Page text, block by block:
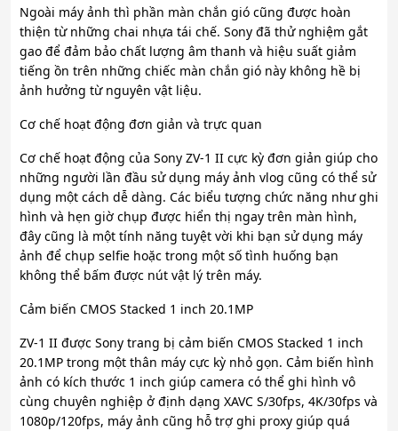
Ngoài máy ảnh thì phần màn chắn gió cũng được hoàn
thiện từ những chai nhựa tái chế. Sony đã thử nghiệm gắt
gao để đảm bảo chất lượng âm thanh và hiệu suất giảm
tiếng ồn trên những chiếc màn chắn gió này không hề bị
ảnh hưởng từ nguyên vật liệu.
Cơ chế hoạt động đơn giản và trực quan
Cơ chế hoạt động của Sony ZV-1 II cực kỳ đơn giản giúp cho
những người lần đầu sử dụng máy ảnh vlog cũng có thể sử
dụng một cách dễ dàng. Các biểu tượng chức năng như ghi
hình và hẹn giờ chụp được hiển thị ngay trên màn hình,
đây cũng là một tính năng tuyệt vời khi bạn sử dụng máy
ảnh để chụp selfie hoặc trong một số tình huống bạn
không thể bấm được nút vật lý trên máy.
Cảm biến CMOS Stacked 1 inch 20.1MP
ZV-1 II được Sony trang bị cảm biến CMOS Stacked 1 inch
20.1MP trong một thân máy cực kỳ nhỏ gọn. Cảm biến hình
ảnh có kích thước 1 inch giúp camera có thể ghi hình vô
cùng chuyên nghiệp ở định dạng XAVC S/30fps, 4K/30fps và
1080p/120fps, máy ảnh cũng hỗ trợ ghi proxy giúp quá